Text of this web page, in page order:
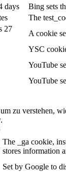
days
Bing sets
The
27
A cookie
YSC
YouTube
YouTube
zu verstehen,
The _ga cookie,
stores information
Set by Google to